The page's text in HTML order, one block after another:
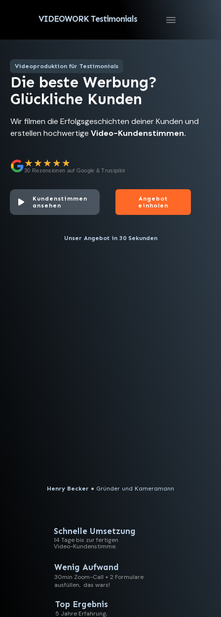
VIDEOWORK Testimonials
Videoproduktion für Testimonials
Die beste Werbung?
Glückliche Kunden
Wir filmen die Erfolgsgeschichten deiner Kunden und
erstellen hochwertige Video-Kundenstimmen.
★★★★★
30 Rezensionen auf Google & Trustpilot
Kundenstimmen
ansehen
Angebot
einholen
Unser Angebot in 30 Sekunden
Henry Becker ● Gründer und Kameramann
Schnelle Umsetzung
14 Tage bis zur fertigen
Video-Kundenstimme.
Wenig Aufwand
30min Zoom-Call + 2 Formulare
ausfüllen, das wars!
Top Ergebnis
5 Jahre Erfahrung,